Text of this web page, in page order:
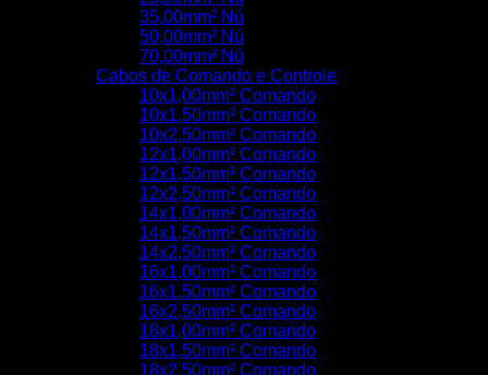
35,00mm² Nú
50,00mm² Nú
70,00mm² Nú
Cabos de Comando e Controle
10x1,00mm² Comando
10x1,50mm² Comando
10x2,50mm² Comando
12x1,00mm² Comando
12x1,50mm² Comando
12x2,50mm² Comando
14x1,00mm² Comando
14x1,50mm² Comando
14x2,50mm² Comando
16x1,00mm² Comando
16x1,50mm² Comando
16x2,50mm² Comando
18x1,00mm² Comando
18x1,50mm² Comando
18x2,50mm² Comando